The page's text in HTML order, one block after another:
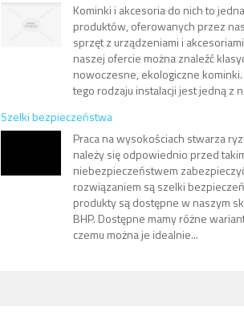
Kominki i akcesoria do nich to
produktów, oferowanych przez
sprzęt z urządzeniami i
naszej ofercie można znaleźć
nowoczesne, ekologiczne
tego rodzaju instalacji jest jedną z
Szelki bezpieczeństwa
Praca na wysokościach stwarza
należy się odpowiednio przed
niebezpieczeństwem
rozwiązaniem są szelki
produkty są dostępne w naszym
BHP. Dostępne mamy różne
czemu można je idealnie...